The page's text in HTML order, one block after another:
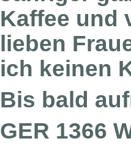
Kaffee und
lieben
ich keinen
Bis bald
GER 1366